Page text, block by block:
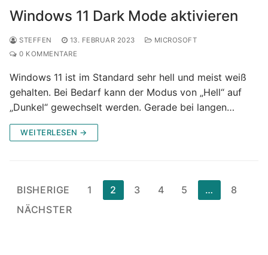
Windows 11 Dark Mode aktivieren
STEFFEN 13. FEBRUAR 2023
MICROSOFT
0 KOMMENTARE
Windows 11 ist im Standard sehr hell und meist weiß
gehalten. Bei Bedarf kann der Modus von „Hell“ auf
„Dunkel“ gewechselt werden. Gerade bei langen…
WEITERLESEN →
Seitennummerierung
der
BISHERIGE 1 2 3 4 5 …
8
NÄCHSTER